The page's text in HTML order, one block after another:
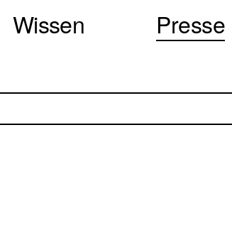
Wissen Presse